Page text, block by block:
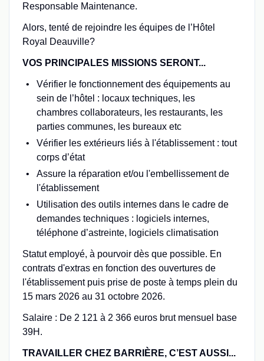
Responsable Maintenance.
Alors, tenté de rejoindre les équipes de l’Hôtel
Royal Deauville?
VOS PRINCIPALES MISSIONS SERONT...
Vérifier le fonctionnement des équipements au
sein de l’hôtel : locaux techniques, les
chambres collaborateurs, les restaurants, les
parties communes, les bureaux etc
Vérifier les extérieurs liés à l'établissement : tout
corps d’état
Assure la réparation et/ou l'embellissement de
l'établissement
Utilisation des outils internes dans le cadre de
demandes techniques : logiciels internes,
téléphone d’astreinte, logiciels climatisation
Statut employé, à pourvoir dès que possible. En
contrats d'extras en fonction des ouvertures de
l'établissement puis prise de poste à temps plein du
15 mars 2026 au 31 octobre 2026.
Salaire : De 2 121 à 2 366 euros brut mensuel base
39H.
TRAVAILLER CHEZ BARRIÈRE, C’EST AUSSI...